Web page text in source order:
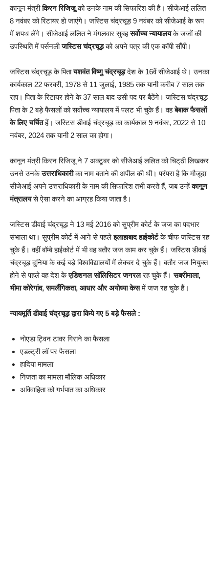
कानून मंत्रीकिरन रिजिजूको उनके नाम की सिफारिश की है। सीजेआई ललित
8 नवंबर को रिटायर हो जाएंगे। जस्टिस चंद्रचूड़ 9 नवंबर को सीजेआई के रूप
में शपथ लेंगे। सीजेआई ललित ने मंगलवार सुबहसर्वोच्च न्यायालयके जजों की
उपस्थिति में पर्सनलीजस्टिस चंद्रचूड़को अपने पत्र की एक कॉपी सौंपी।
जस्टिस चंद्रचूड़ के पितायशवंत विष्णु चंद्रचूड़देश के 16वें सीजेआई थे। उनका
कार्यकाल 22 फरवरी, 1978 से 11 जुलाई, 1985 तक यानी करीब 7 साल तक
रहा। पिता के रिटायर होने के 37 साल बाद उसी पद पर बैठेंगे। जस्टिस चंद्रचूड़
पिता के 2 बड़े फैसलों को सर्वोच्च न्यायालय में पलट भी चुके हैं। वहबेबाक फैसलों
के लिए चर्चितहैं। जस्टिस डीवाई चंद्रचूड़ का कार्यकाल 9 नवंबर, 2022 से 10
नवंबर, 2024 तक यानी 2 साल का होगा।
कानून मंत्री किरन रिजिजू ने 7 अक्टूबर को सीजेआई ललित को चिट्‌ठी लिखकर
उनसे उनकेउत्तराधिकारीका नाम बताने की अपील की थी। परंपरा है कि मौजूदा
सीजेआई अपने उत्तराधिकारी के नाम की सिफारिश तभी करते हैं, जब उन्हेंकानून
मंत्रालयसे ऐसा करने का आग्रह किया जाता है।
जस्टिस डीवाई चंद्रचूड़ ने 13 मई 2016 को सुप्रीम कोर्ट के जज का पदभार
संभाला था। सुप्रीम कोर्ट में आने से पहलेइलाहाबाद हाईकोर्टके चीफ जस्टिस रह
चुके हैं। वहीं बॉम्बे हाईकोर्ट में भी वह बतौर जज काम कर चुके हैं। जस्टिस डीवाई
चंद्रचूड़ दुनिया के कई बड़े विश्वविद्यालयों में लेक्चर दे चुके हैं। बतौर जज नियुक्त
होने से पहले वह देश केएडिशनल सॉलिसिटर जनरलरह चुके हैं।सबरीमाला,
भीमा कोरेगांव, समलैंगिकता, आधार और अयोध्या केसमें जज रह चुके हैं।
न्यायमूर्ति डीवाई चंद्रचूड़ द्वारा किये गए 5 बड़े फैसले :
नोएडा ट्विन टावर गिराने का फैसला
एडल्ट्री लॉ पर फैसला
हादिया मामला
निजता का मामला मौलिक अधिकार
अविवाहिता को गर्भपात का अधिकार